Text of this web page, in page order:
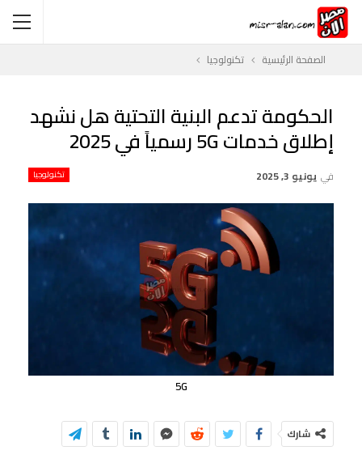
الصفحة الرئيسية تكنولوجيا
الحكومة تدعم البنية التحتية هل نشهد
إطلاق خدمات 5G رسمياً في 2025
تكنولوجيا في يونيو 3, 2025
5G
شارك